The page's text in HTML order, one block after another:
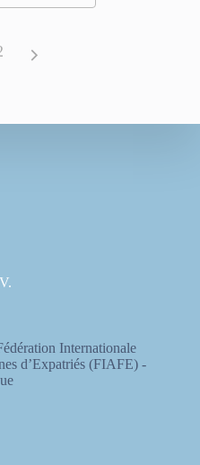
Internationale
d’Expatriés (FIAFE) -